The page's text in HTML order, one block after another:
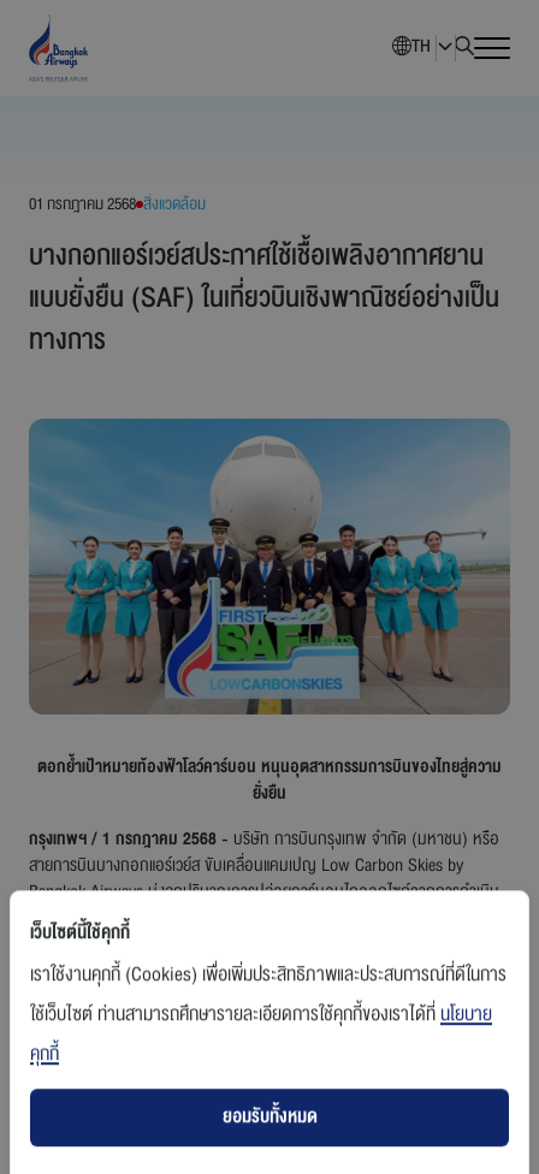
ภาพรวมบริษัท
นักลงทุนสัมพันธ์
การกำกับดูแลกิจการ
ข่าวสารองค์กร
ร่วมงานกับเรา
ติดต่อเรา
สายการบินบางกอกแอร์เวย์ส
TH
01 กรกฎาคม 2568 สิ่งแวดล้อม
บางกอกแอร์เวย์สประกาศใช้เชื้อเพลิงอากาศยาน
แบบยั่งยืน (SAF) ในเที่ยวบินเชิงพาณิชย์อย่างเป็น
ทางการ
ตอกย้ำเป้าหมายท้องฟ้าโลว์คาร์บอน หนุนอุตสาหกรรมการบินของไทยสู่ความ
ยั่งยืน
กรุงเทพฯ / 1 กรกฎาคม 2568 - บริษัท การบินกรุงเทพ จำกัด (มหาชน) หรือ
สายการบินบางกอกแอร์เวย์ส ขับเคลื่อนแคมเปญ Low Carbon Skies by
Bangkok Airways มุ่งลดปริมาณการปล่อยคาร์บอนไดออกไซด์จากการดำเนิน
ธุรกิจ ประกาศนำเชื้อเพลิงอากาศยานแบบยั่งยืนหรือ SAF (Sustainable
Aviation Fuel) มาใช้ในเที่ยวบินเชิงพาณิชย์อย่างเป็นทางการ ผลักดัน
อุตสาหกรรมการบินสีเขียวของไทย และวางรากฐานสำคัญสู่การพัฒนาการบินที่
สมดุลกับสิ่งแวดล้อมในอนาคต เริ่มตั้งแต่ 1 กรกฎาคม 2568 เป็นต้นไป
กัปตันพุฒิพงศ์ ปราสาททองโอสถ
กรุงเทพ จำกัด (มหาชน) กล่าวว่า การนำเชื้อเพลิง SAF มาใช้ในเที่ยวบินเชิง
พาณิชย์อย่างเป็นทางการ ถือเป็นก้าวสำคัญของบางกอกแอร์เวย์สในการเปลี่ยน
ผ่านสู่อนาคตการบินที่เป็นมิตรกับสิ่งแวดล้อม สอดคล้องกับเป้าหมาย
เว็บไซต์นี้ใช้คุกกี้
เราใช้งานคุกกี้ (Cookies) เพื่อเพิ่มประสิทธิภาพและประสบการณ์ที่ดีในการ
ใช้เว็บไซต์ ท่านสามารถศึกษารายละเอียดการใช้คุกกี้ของเราได้ที่นโยบาย
คุกกี้
ยอมรับทั้งหมด